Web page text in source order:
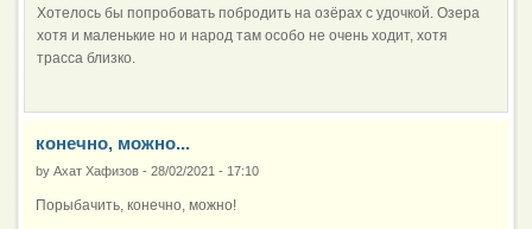
Хотелось бы попробовать побродить на озёрах с удочкой. Озера
хотя и маленькие но и народ там особо не очень ходит, хотя
трасса близко.
конечно, можно...
by Ахат Хафизов - 28/02/2021 - 17:10
Порыбачить, конечно, можно!